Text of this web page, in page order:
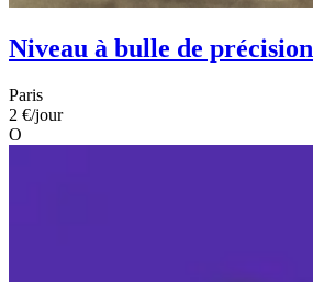
Niveau à bulle de précision
Paris
2 €/jour
O